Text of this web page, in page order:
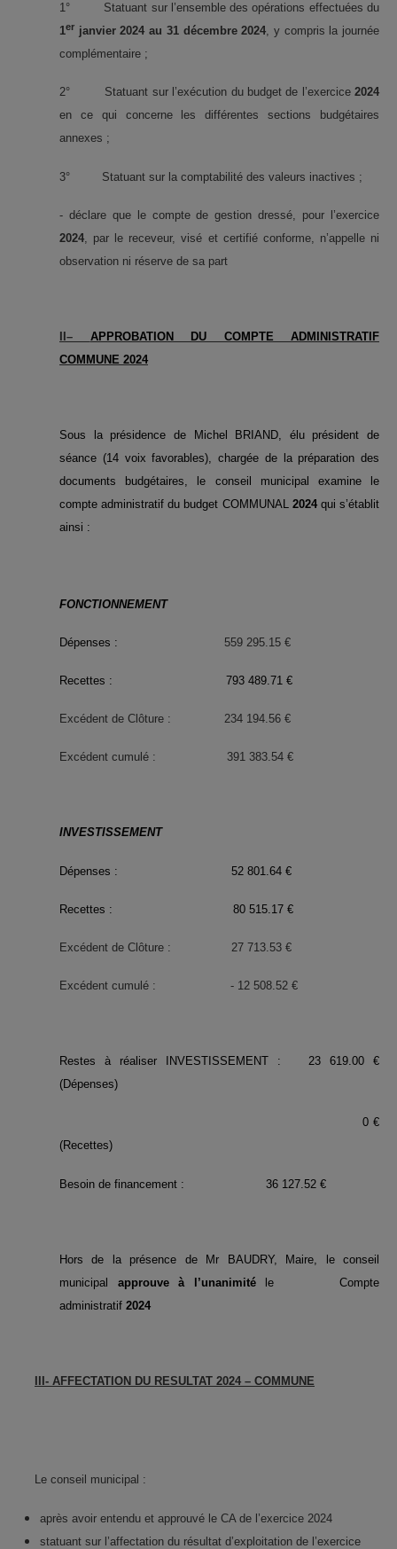
1° Statuant sur l’ensemble des opérations effectuées du
1er janvier 2024 au 31 décembre 2024, y compris la journée
complémentaire ;
2° Statuant sur l’exécution du budget de l’exercice 2024
en ce qui concerne les différentes sections budgétaires
annexes ;
3° Statuant sur la comptabilité des valeurs inactives ;
- déclare que le compte de gestion dressé, pour l’exercice
2024 , par le receveur, visé et certifié conforme, n’appelle ni
observation ni réserve de sa part
II– APPROBATION DU COMPTE ADMINISTRATIF
COMMUNE 2024
Sous la présidence de Michel BRIAND, élu président de
séance (14 voix favorables), chargée de la préparation des
documents budgétaires, le conseil municipal examine le
compte administratif du budget COMMUNAL 2024 qui s’établit
ainsi :
FONCTIONNEMENT
Dépenses : 559 295.15 €
Recettes : 793 489.71 €
Excédent de Clôture : 234 194.56 €
Excédent cumulé : 391 383.54 €
INVESTISSEMENT
Dépenses : 52 801.64 €
Recettes : 80 515.17 €
Excédent de Clôture : 27 713.53 €
Excédent cumulé : - 12 508.52 €
Restes à réaliser INVESTISSEMENT : 23 619.00 €
(Dépenses)
0 €
(Recettes)
Besoin de financement : 36 127.52 €
Hors de la présence de Mr BAUDRY, Maire, le conseil
municipal approuve à l’unanimitéle Compte
administratif 2024
III- AFFECTATION DU RESULTAT 2024 – COMMUNE
Le conseil municipal :
après avoir entendu et approuvé le CA de l’exercice 2024
statuant sur l’affectation du résultat d’exploitation de l’exercice